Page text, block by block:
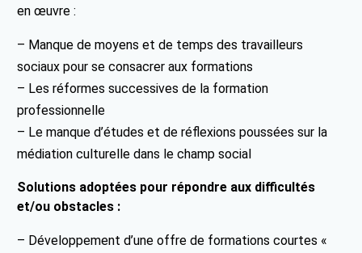
en œuvre :
– Manque de moyens et de temps des travailleurs
sociaux pour se consacrer aux formations
– Les réformes successives de la formation
professionnelle
– Le manque d’études et de réflexions poussées sur la
médiation culturelle dans le champ social
Solutions adoptées pour répondre aux difficultés
et/ou obstacles :
– Développement d’une offre de formations courtes «